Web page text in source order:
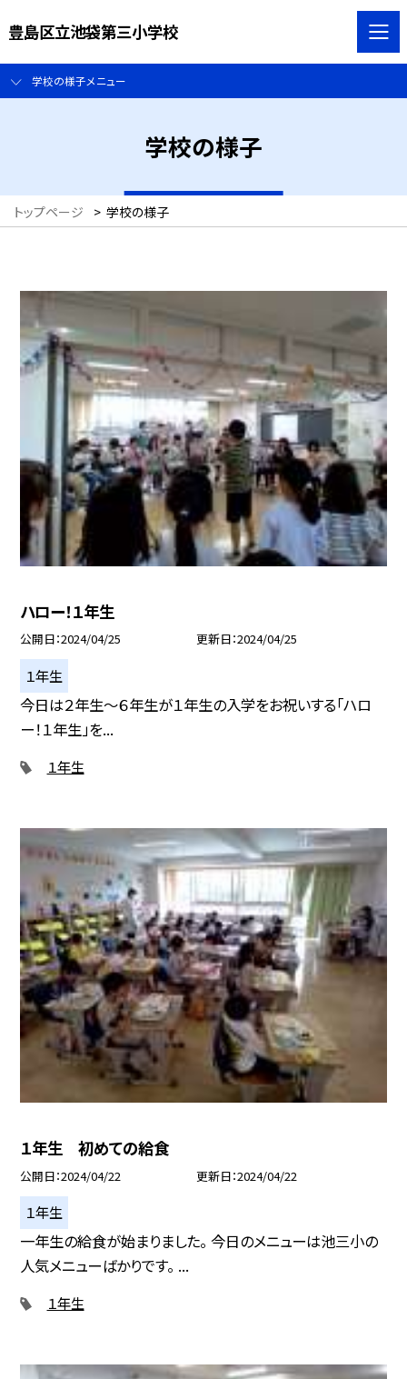
豊島区立池袋第三小学校
学校の様子メニュー
学校の様子
トップページ > 学校の様子
ハロー！１年生
公開日 2024/04/25 更新日 2024/04/25
１年生
今日は２年生〜６年生が１年生の入学をお祝いする「ハロ
ー！１年生」を...
１年生
１年生 初めての給食
公開日 2024/04/22 更新日 2024/04/22
１年生
一年生の給食が始まりました。 今日のメニューは池三小の
人気メニューばかりです。 ...
１年生